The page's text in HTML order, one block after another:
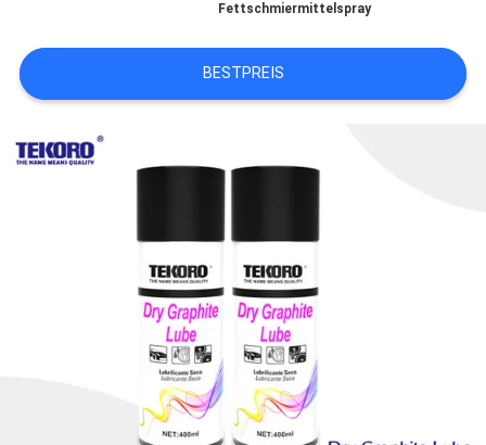
SITEMAP
DATENSCHUTZRICHTLINIE
Fettschmiermittelspray
BESTPREIS